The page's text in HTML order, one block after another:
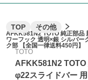
TOP その他
AFKK581N2 TOTO 純正部品
ワーフック 透明×銀 シルバー
ク部 【全国一律送料450円】
TOTO
AFKK581N2 TOTO
φ22スライドバー